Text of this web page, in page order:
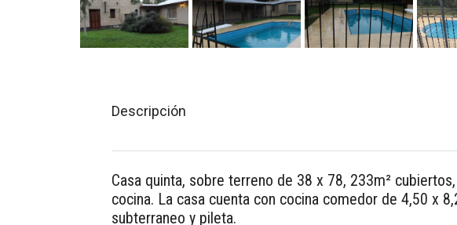
Descripción
Casa quinta, sobre terreno de 38 x 78, 233m²
cocina. La casa cuenta con cocina comedor de 4,50 x
subterraneo y pileta.